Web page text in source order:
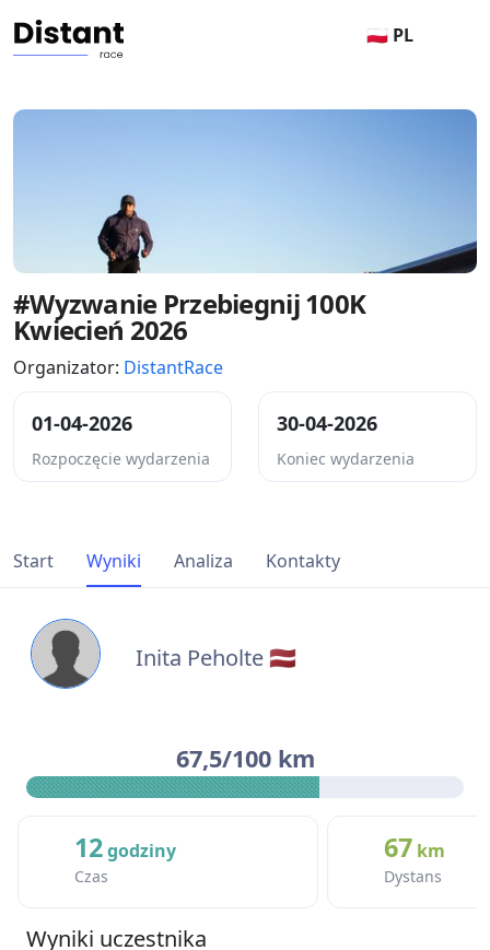
🇵🇱 PL
#Wyzwanie Przebiegnij 100K
Kwiecień 2026
Organizator: DistantRace
01-04-2026
Rozpoczęcie wydarzenia
30-04-2026
Koniec wydarzenia
Start Wyniki Analiza Kontakty
Inita Peholte 🇱🇻
67,5/100 km
12godziny
Czas
67 km
Dystans
Wyniki uczestnika